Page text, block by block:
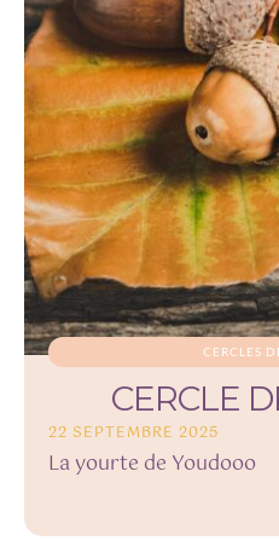
CERCLES
CERCLE
22 SEPTEMBRE 2025
La yourte de Youdooo